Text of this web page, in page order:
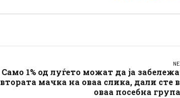
Само 1% од луѓето можат да ја
втората мачка на оваа слика, дали сте
оваа посебна